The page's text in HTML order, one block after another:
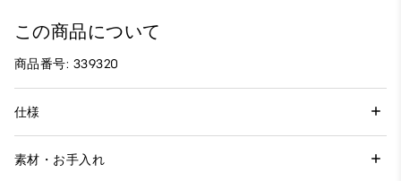
この商品について
商品番号: 339320
仕様
素材・お手入れ